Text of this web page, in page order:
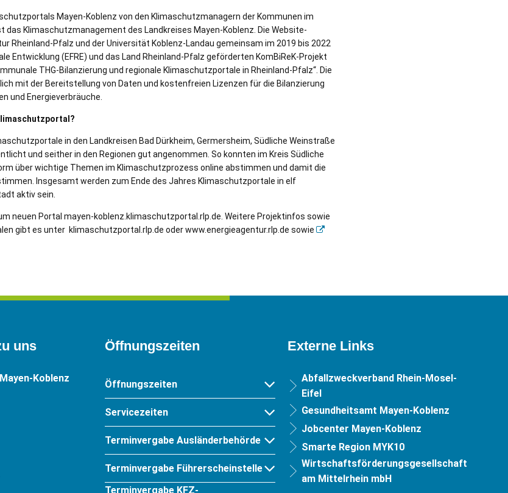
Mayen-Koblenz von den Klimaschutzmanagern der Kommunen im
das Klimaschutzmanagement des Landkreises Mayen-Koblenz. Die Website-
Rheinland-Pfalz und der Universität Koblenz-Landau gemeinsam im 2019 bis 2022
Entwicklung (EFRE) und das Land Rheinland-Pfalz geförderten KomBiReK-Projekt
THG-Bilanzierung und regionale Klimaschutzportale in Rheinland-Pfalz“. Die
mit der Bereitstellung von Daten und kostenfreien Lizenzen für die Bilanzierung
und Energieverbräuche.
in den Landkreisen Bad Dürkheim, Germersheim, Südliche Weinstraße
und seither in den Regionen gut angenommen. So konnten im Kreis Südliche
über wichtige Themen im Klimaschutzprozess online abstimmen und damit die
Insgesamt werden zum Ende des Jahres Klimaschutzportale in elf
aktiv sein.
neuen Portal mayen-koblenz.klimaschutzportal.rlp.de. Weitere Projektinfos sowie
gibt es unter klimaschutzportal.rlp.de oder www.energieagentur.rlp.de sowie
uns
Koblenz
Öffnungszeiten
Öffnungszeiten
Servicezeiten
Terminvergabe Ausländerbehörde
Terminvergabe Führerscheinstelle
Terminvergabe KFZ-
Externe Links
Abfallzweckverband Rhein-Mosel-
Eifel
Gesundheitsamt Mayen-Koblenz
Jobcenter Mayen-Koblenz
Smarte Region MYK10
Wirtschaftsförderungsgesellschaft
am Mittelrhein mbH